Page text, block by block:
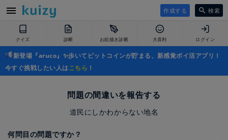
作成する 検索
クイズ 診断 お絵描き診断 大喜利 ログイン
新登場『aruco』✨歩いてビットコインが貯まる、新感覚ポイ活アプリ！
今すぐ挑戦したい人はこちら ！
問題の間違いを報告する
道民にしかわからない地名
何問目の問題ですか？